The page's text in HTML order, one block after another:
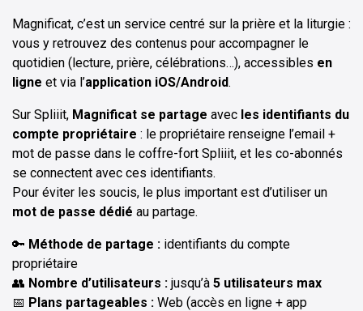
Magnificat, c’est un service centré sur la prière et la liturgie :
vous y retrouvez des contenus pour accompagner le
quotidien (lecture, prière, célébrations…), accessibles en
ligne et via l’application iOS/Android.
Sur Spliiit, Magnificat se partage avec les identifiants du
compte propriétaire : le propriétaire renseigne l’email +
mot de passe dans le coffre-fort Spliiit, et les co-abonnés
se connectent avec ces identifiants.
Pour éviter les soucis, le plus important est d’utiliser un
mot de passe dédié au partage.
🔑 Méthode de partage : identifiants du compte
propriétaire
👥 Nombre d’utilisateurs : jusqu’à 5 utilisateurs max
📅 Plans partageables : Web (accès en ligne + app